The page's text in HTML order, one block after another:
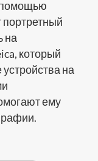
помощью
на
который
на
ему